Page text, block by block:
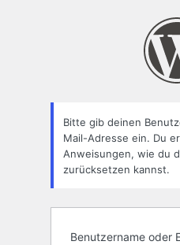
Bitte gib deinen
Mail-Adresse ein. Du
Anweisungen, wie du
zurücksetzen kannst.
Benutzername oder